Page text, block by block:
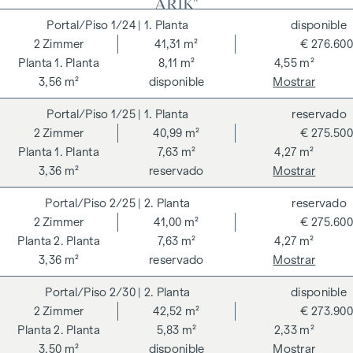
COSTES ADICIONALES
En aras del buen orden, nos gustaría señalar que, a menos
que se indique lo contrario en la oferta, se deberá abonar
una comisión al finalizar con éxito la transacción según las
tarifas estipuladas en la Ordenanza de Agentes Inmobiliarios
BGBI. 262 y 297/1996, es decir, el 3% del precio de compra
más el 20% de IVA. Esta obligación de comisión también se
aplica si transmite a terceros la información que se le ha
vendedor. Nos gustaría señalar que actuamos como doble
intermediario. El contrato es redactado y tramitado por
ARNOLD Rechtsanwälte GmbH, Stoß im Himmel 1, 1010
Viena. Los gastos ascienden al 1,5 % del precio de compra
más el 20 % de IVA, así como los gastos de caja y notaría.
**El vendedor asume los gastos de establecimiento del
contrato del 1,5 % del precio de compra más el 20 % de IVA
1/24 | 1. Planta
1. Planta
2 Zimmer
41,31 m²
8,11 m²
4,55 m²
3,56 m²
€ 276.600
disponible
disponible
Mostrar
1/25 | 1. Planta
1. Planta
2 Zimmer
40,99 m²
7,63 m²
4,27 m²
3,36 m²
€ 275.500
reservado
reservado
Mostrar
2/25 | 2. Planta
2. Planta
2 Zimmer
41,00 m²
7,63 m²
4,27 m²
3,36 m²
€ 275.600
reservado
reservado
Mostrar
2/30 | 2. Planta
2. Planta
2 Zimmer
42,52 m²
5,83 m²
2,33 m²
3,50 m²
€ 273.900
disponible
disponible
Mostrar